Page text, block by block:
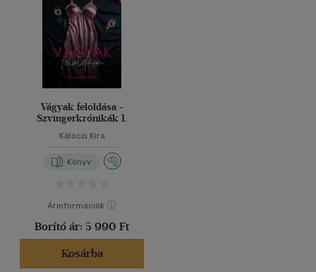
Vágyak feloldása -
Szvingerkrónikák 1.
Kálóczi Kira
Könyv
Árinformációk
Borító ár: 5 990 Ft
Kosárba